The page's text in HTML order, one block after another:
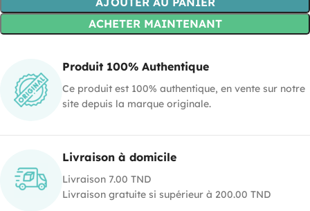
ACHETER MAINTENANT
Produit 100% Authentique
Ce produit est 100% authentique, en vente sur notre
site depuis la marque originale.
Livraison à domicile
Livraison 7.00 TND
Livraison gratuite si supérieur à 200.00 TND